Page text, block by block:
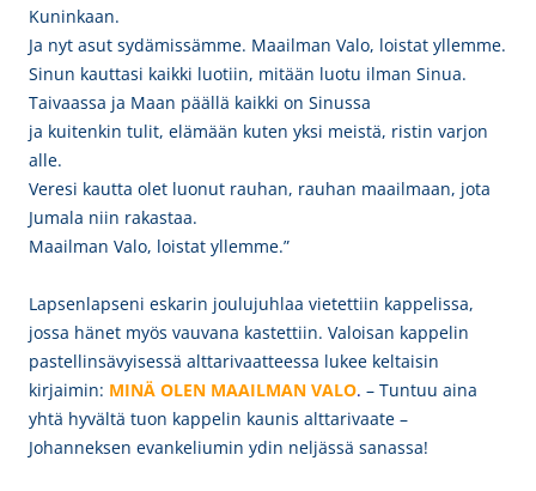
Kuninkaan.
Ja nyt asut sydämissämme. Maailman Valo, loistat yllemme.
Sinun kauttasi kaikki luotiin, mitään luotu ilman Sinua.
Taivaassa ja Maan päällä kaikki on Sinussa
ja kuitenkin tulit, elämään kuten yksi meistä, ristin varjon
alle.
Veresi kautta olet luonut rauhan, rauhan maailmaan, jota
Jumala niin rakastaa.
Maailman Valo, loistat yllemme.”
Lapsenlapseni eskarin joulujuhlaa vietettiin kappelissa,
jossa hänet myös vauvana kastettiin. Valoisan kappelin
pastellinsävyisessä alttarivaatteessa lukee keltaisin
kirjaimin: MINÄ OLEN MAAILMAN VALO. – Tuntuu aina
yhtä hyvältä tuon kappelin kaunis alttarivaate –
Johanneksen evankeliumin ydin neljässä sanassa!